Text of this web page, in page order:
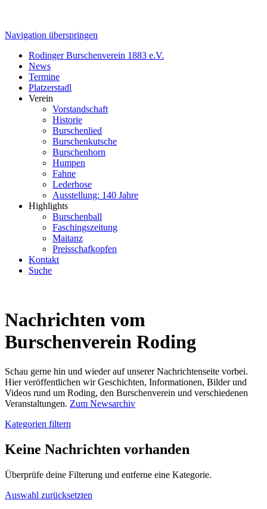
Navigation überspringen
Rodinger Burschenverein 1883 e.V.
News
Termine
Platzerstadl
Verein
Vorstandschaft
Historie
Burschenlied
Burschenkutsche
Burschenhorn
Humpen
Fahne
Lederhose
Ausstellung: 140 Jahre
Highlights
Burschenball
Faschingszeitung
Maitanz
Preisschafkopfen
Kontakt
Suche
Nachrichten vom
Burschenverein Roding
Schau gerne hin und wieder auf unserer Nachrichtenseite vorbei.
Hier veröffentlichen wir Geschichten, Informationen, Bilder und
Videos rund um Roding, den Burschenverein und verschiedenen
Veranstaltungen. Zum Newsarchiv
Kategorien filtern
Keine Nachrichten vorhanden
Überprüfe deine Filterung und entferne eine Kategorie.
Auswahl zurücksetzten